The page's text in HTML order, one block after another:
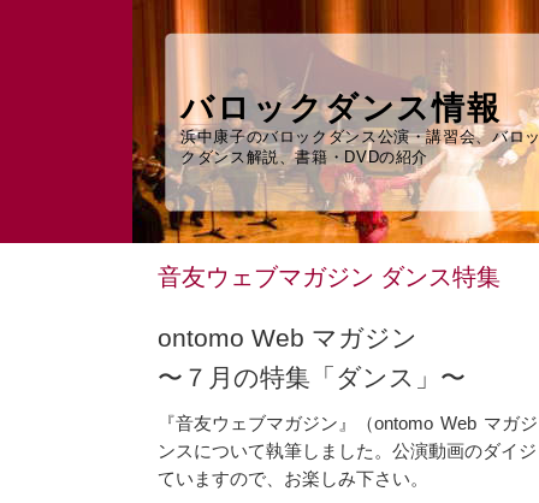
バロックダンス情報
浜中康子のバロックダンス公演・講習会、バロ
クダンス解説、書籍・DVDの紹介
音友ウェブマガジン ダンス特集
ontomo Web マガジン
〜７月の特集「ダンス」〜
『音友ウェブマガジン』（ontomo Web マガ
ンスについて執筆しました。公演動画のダイ
ていますので、お楽しみ下さい。